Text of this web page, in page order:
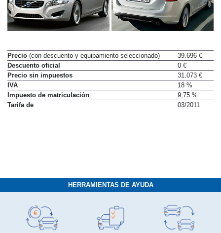
Precio (con descuento y equipamiento seleccionado)
39.696 €
Descuento oficial
0 €
Precio sin impuestos
31.073 €
IVA
18 %
Impuesto de matriculación
9,75 %
Tarifa de
03/2011
HERRAMIENTAS DE AYUDA